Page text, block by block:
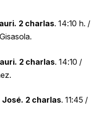
2 charlas. 14:10 h. /
2 charlas. 14:10 /
José. 2 charlas. 11:45 /